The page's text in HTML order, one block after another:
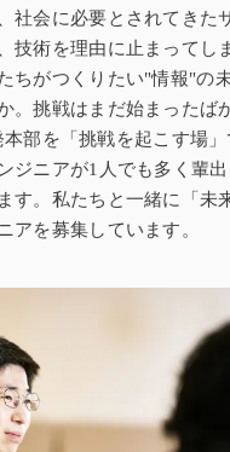
社会に必要とされてきた
技術を理由に止まってし
ちがつくりたい"情報"の
。挑戦はまだ始まったば
本部を「挑戦を起こす場
ジニアが1人でも多く輩
す。私たちと一緒に「未
アを募集しています。